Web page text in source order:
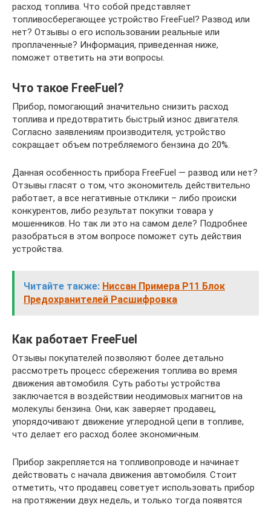
расход топлива. Что собой представляет
топливосберегающее устройство FreeFuel? Развод или
нет? Отзывы о его использовании реальные или
проплаченные? Информация, приведенная ниже,
поможет ответить на эти вопросы.
Что такое FreeFuel?
Прибор, помогающий значительно снизить расход
топлива и предотвратить быстрый износ двигателя.
Согласно заявлениям производителя, устройство
сокращает объем потребляемого бензина до 20%.
Данная особенность прибора FreeFuel — развод или нет?
Отзывы гласят о том, что экономитель действительно
работает, а все негативные отклики – либо происки
конкурентов, либо результат покупки товара у
мошенников. Но так ли это на самом деле? Подробнее
разобраться в этом вопросе поможет суть действия
устройства.
Читайте также: Ниссан Примера Р11 Блок
Предохранителей Расшифровка
Как работает FreeFuel
Отзывы покупателей позволяют более детально
рассмотреть процесс сбережения топлива во время
движения автомобиля. Суть работы устройства
заключается в воздействии неодимовых магнитов на
молекулы бензина. Они, как заверяет продавец,
упорядочивают движение углеродной цепи в топливе,
что делает его расход более экономичным.
Прибор закрепляется на топливопроводе и начинает
действовать с начала движения автомобиля. Стоит
отметить, что продавец советует использовать прибор
на протяжении двух недель, и только тогда появятся